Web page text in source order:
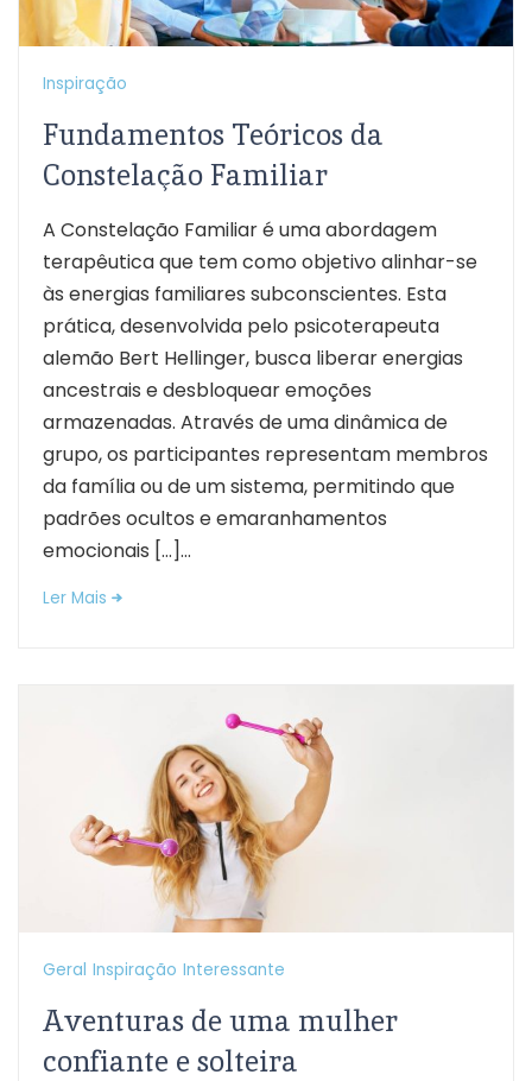
Inspiração
Fundamentos Teóricos da
Constelação Familiar
A Constelação Familiar é uma abordagem
terapêutica que tem como objetivo alinhar-se
às energias familiares subconscientes. Esta
prática, desenvolvida pelo psicoterapeuta
alemão Bert Hellinger, busca liberar energias
ancestrais e desbloquear emoções
armazenadas. Através de uma dinâmica de
grupo, os participantes representam membros
da família ou de um sistema, permitindo que
padrões ocultos e emaranhamentos
emocionais […]...
Ler Mais
Geral Inspiração Interessante
Aventuras de uma mulher
confiante e solteira